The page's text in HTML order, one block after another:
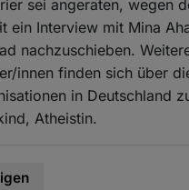
sei angeraten, wegen
ein Interview mit Mina
nachzuschieben.
innen finden sich über
in Deutschland
Atheistin.